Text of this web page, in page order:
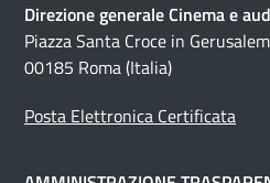
Direzione generale Cinema e
Piazza Santa Croce in
00185 Roma (Italia)
Posta Elettronica Certificata